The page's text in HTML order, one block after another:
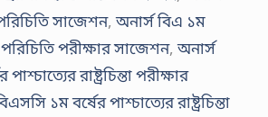
সাজেশন,অনার্স বিএ ১ম
পরিচিতি পরীক্ষার সাজেশন,অনার্স
রাষ্ট্রচিন্তা পরীক্ষার
১ম বর্ষের পাশ্চাত্যের রাষ্ট্রচিন্তা